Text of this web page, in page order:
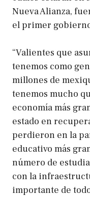
Nueva Alianza,
el primer
“Valientes que
tenemos como
millones de
tenemos mucho
economía más
estado en
perdieron en la
educativo más
número de
con la
importante de